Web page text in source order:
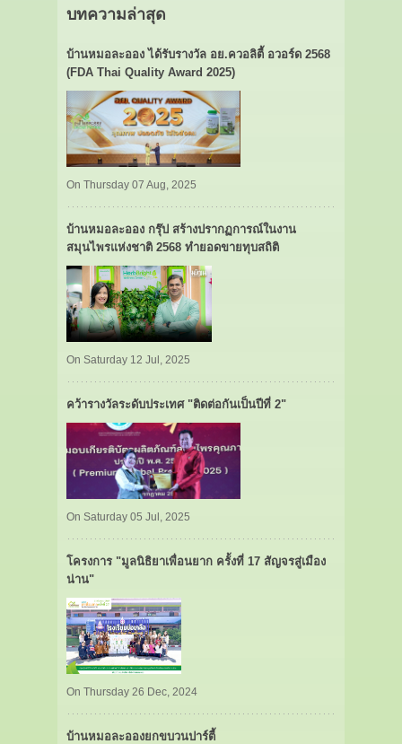
บทความล่าสุด
บ้านหมอละออง ได้รับรางวัล อย.ควอลิตี้ อวอร์ด 2568
(FDA Thai Quality Award 2025)
On Thursday 07 Aug, 2025
บ้านหมอละออง กรุ๊ป สร้างปรากฏการณ์ในงาน
สมุนไพรแห่งชาติ 2568 ทำยอดขายทุบสถิติ
On Saturday 12 Jul, 2025
คว้ารางวัลระดับประเทศ "ติดต่อกันเป็นปีที่ 2"
On Saturday 05 Jul, 2025
โครงการ "มูลนิธิยาเพื่อนยาก ครั้งที่ 17 สัญจรสู่เมือง
น่าน"
On Thursday 26 Dec, 2024
บ้านหมอละอองยกขบวนปาร์ตี้